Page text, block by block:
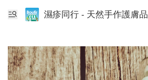
濕疹同行 - 天然手作護膚品